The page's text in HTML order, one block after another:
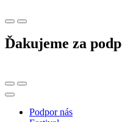
Ďakujeme za
Podpor nás